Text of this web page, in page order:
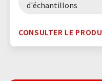
d'échantillons
CONSULTER LE